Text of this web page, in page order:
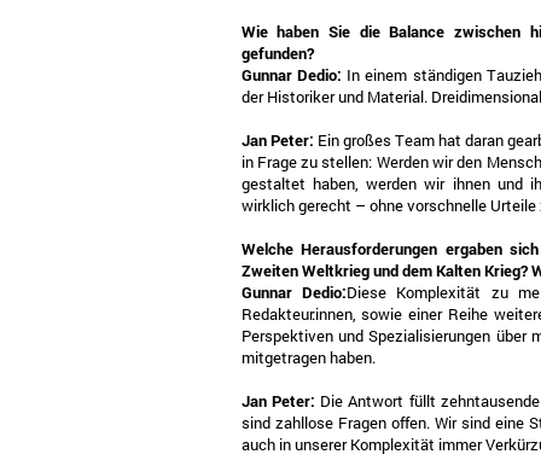
Wie haben Sie die Balance zwischen
gefunden?
Gunnar Dedio: In einem ständigen
der Historiker und Material.
Jan Peter: Ein großes Team hat daran
in Frage zu stellen: Werden wir den
gestaltet haben, werden wir ihnen und
wirklich gerecht – ohne vorschnelle Urteile
Welche Herausforderungen ergaben
Zweiten Weltkrieg und dem Kalten Krieg?
Gunnar Dedio:Diese Komplexität zu
Redakteur:innen, sowie einer Reihe
Perspektiven und Spezialisierungen über
mitgetragen haben.
Jan Peter: Die Antwort füllt
sind zahllose Fragen offen. Wir sind eine
auch in unserer Komplexität immer